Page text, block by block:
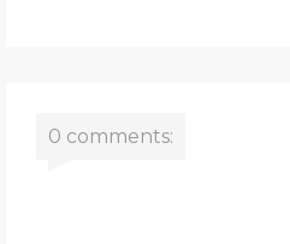
0 comments: